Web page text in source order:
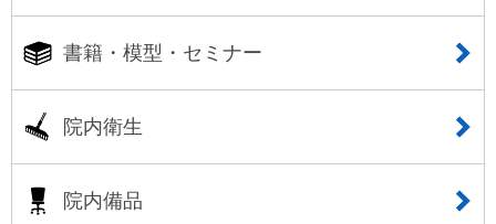
書籍・模型・セミナー
院内衛生
院内備品